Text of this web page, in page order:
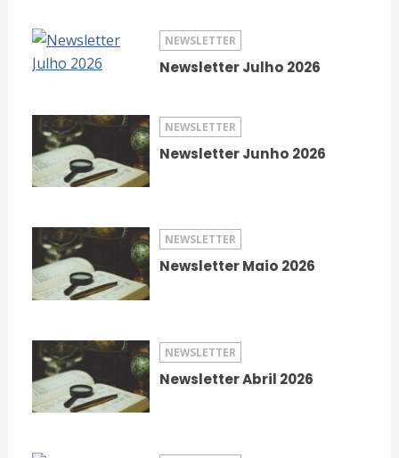
NEWSLETTER
Newsletter Julho 2026
NEWSLETTER
Newsletter Junho 2026
NEWSLETTER
Newsletter Maio 2026
NEWSLETTER
Newsletter Abril 2026